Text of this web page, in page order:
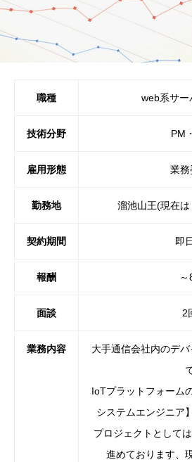
職種 web系サー
技術分野 PM
雇用形態 業務
勤務地 溜池山王(現在
契約期間 即
報酬
面談 2
業務内容
大手通信会社内のデ
IoTプラットフォーム
システムエンジニア
プロジェクトとして
進めております、